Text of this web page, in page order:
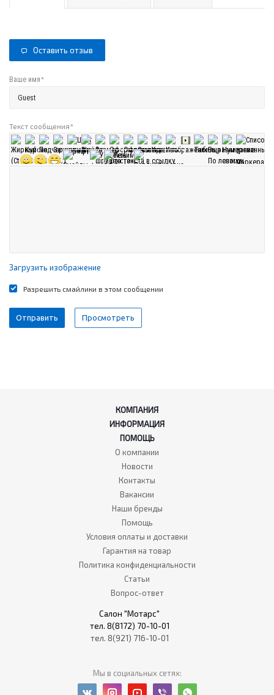
Оставить отзыв
Ваше имя*
Текст сообщения*
Загрузить изображение
Разрешить смайлики в этом сообщении
КОМПАНИЯ
ИНФОРМАЦИЯ
ПОМОЩЬ
О компании
Новости
Контакты
Вакансии
Наши бренды
Помощь
Условия оплаты и доставки
Гарантия на товар
Политика конфиденциальности
Статьи
Вопрос-ответ
Салон "Мотарс"
тел. 8(8172) 70-10-01
тел. 8(921) 716-10-01
Мы в социальных сетях: